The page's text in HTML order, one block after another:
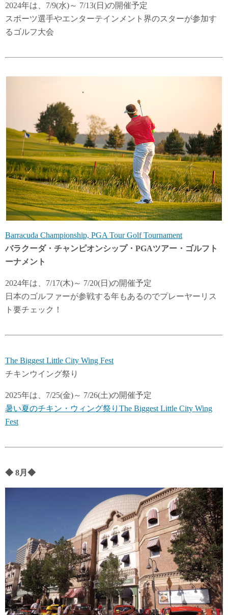
2024年は、7/9(水)～ 7/13(日)の開催予定
スポーツ選手やエンターテインメント界のスターが参加す
るゴルフ大会
Barracuda Championship, PGA Tour Golf Tournament
バラクーダ・チャンピオンシップ・PGAツアー・ゴルフト
ーナメント
2024年は、7/17(木)～ 7/20(日)の開催予定
日本のゴルファーが参戦する年もあるのでプレーヤーリス
ト要チェック！
The Biggest Little City Wing Fest
チキンウイング祭り
2025年は、7/25(金)～ 7/26(土)の開催予定
暑い夏のチキン・ウィング祭りThe Biggest Little City Wing
Fest
◆ 8月 ◆